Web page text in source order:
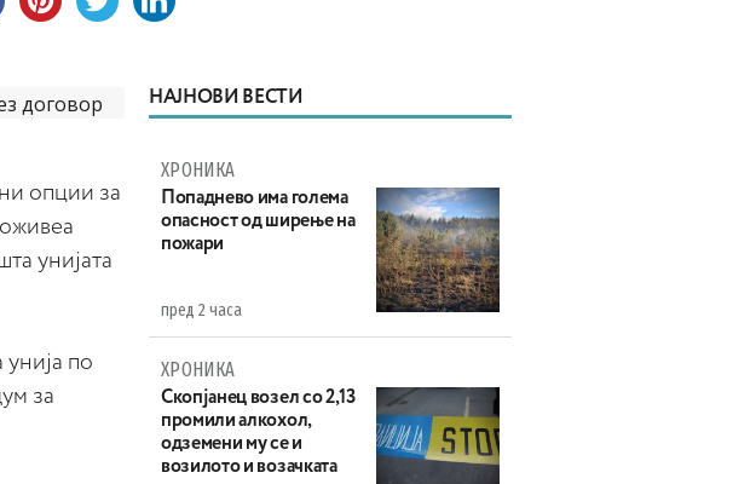
опции за
унијата
по
за
НАЈНОВИ ВЕСТИ
ХРОНИКА
Попаднево има голема
опасност од ширење на
пожари
пред 2 часа
ХРОНИКА
Скопјанец возел со 2,13
промили алкохол,
одземени му се и
возилото и возачката